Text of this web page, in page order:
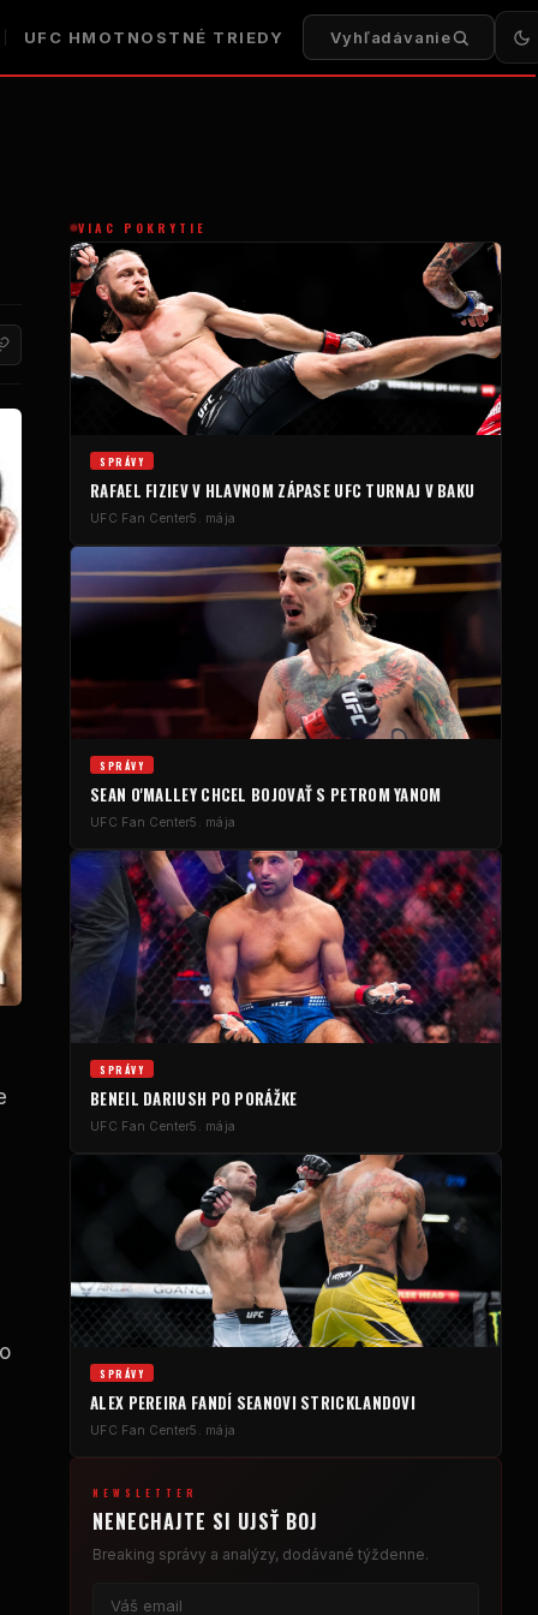
UFC HMOTNOSTNÉ TRIEDY Vyhľadávanie
VIAC POKRYTIE
SPRÁVY
RAFAEL FIZIEV V HLAVNOM ZÁPASE UFC TURNAJ V BAKU
UFC Fan Center5. mája
SPRÁVY
SEAN O'MALLEY CHCEL BOJOVAŤ S PETROM YANOM
UFC Fan Center5. mája
SPRÁVY
BENEIL DARIUSH PO PORÁŽKE
UFC Fan Center5. mája
SPRÁVY
ALEX PEREIRA FANDÍ SEANOVI STRICKLANDOVI
UFC Fan Center5. mája
NEWSLETTER
NENECHAJTE SI UJSŤ BOJ
Breaking správy a analýzy, dodávané týždenne.